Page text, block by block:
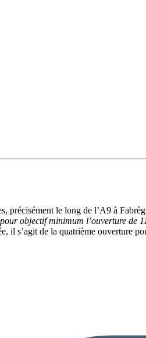
précisément le long de l’A9 à
objectif minimum l’ouverture de
il s’agit de la quatrième ouverture